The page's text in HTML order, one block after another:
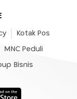
Kotak Pos
MNC Peduli
Bisnis